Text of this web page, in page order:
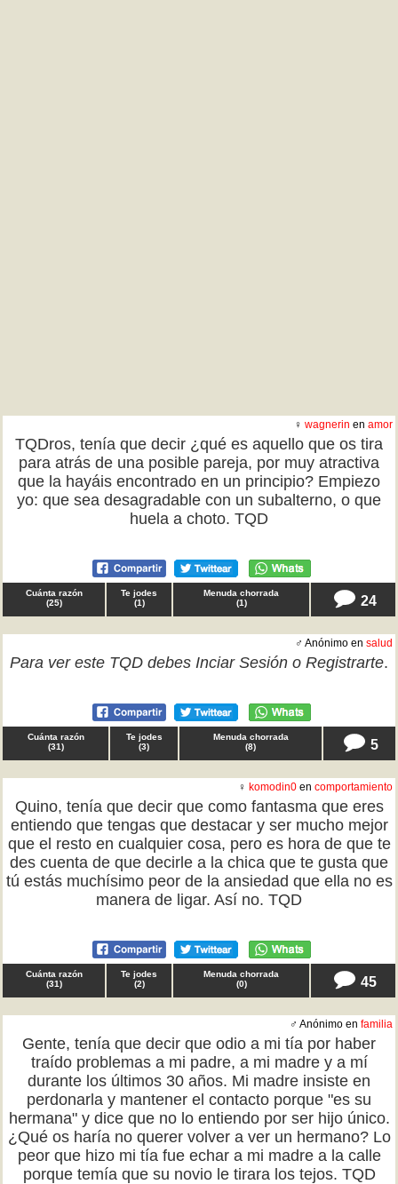
♀ wagnerin en amor
TQDros, tenía que decir ¿qué es aquello que os tira
para atrás de una posible pareja, por muy atractiva
que la hayáis encontrado en un principio? Empiezo
yo: que sea desagradable con un subalterno, o que
huela a choto. TQD
Cuánta razón
(25)
Te jodes
(1)
Menuda chorrada
(1) 24
♂ Anónimo en salud
Para ver este TQD debes Inciar Sesión o Registrarte.
Cuánta razón
(31)
Te jodes
(3)
Menuda chorrada
(8) 5
♀ komodin0 en comportamiento
Quino, tenía que decir que como fantasma que eres
entiendo que tengas que destacar y ser mucho mejor
que el resto en cualquier cosa, pero es hora de que te
des cuenta de que decirle a la chica que te gusta que
tú estás muchísimo peor de la ansiedad que ella no es
manera de ligar. Así no. TQD
Cuánta razón
(31)
Te jodes
(2)
Menuda chorrada
(0) 45
♂ Anónimo en familia
Gente, tenía que decir que odio a mi tía por haber
traído problemas a mi padre, a mi madre y a mí
durante los últimos 30 años. Mi madre insiste en
perdonarla y mantener el contacto porque "es su
hermana" y dice que no lo entiendo por ser hijo único.
¿Qué os haría no querer volver a ver un hermano? Lo
peor que hizo mi tía fue echar a mi madre a la calle
porque temía que su novio le tirara los tejos. TQD